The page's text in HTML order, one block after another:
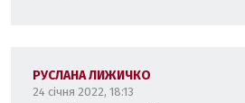
РУСЛАНА ЛИЖИЧКО
24 січня 2022, 18:13